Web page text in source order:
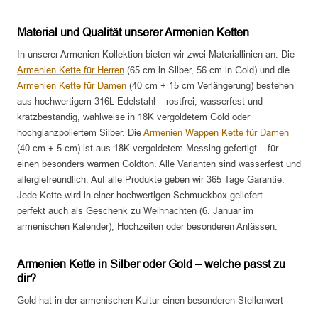
Material und Qualität unserer Armenien Ketten
In unserer Armenien Kollektion bieten wir zwei Materiallinien an. Die
Armenien Kette für Herren (65 cm in Silber, 56 cm in Gold) und die
Armenien Kette für Damen (40 cm + 15 cm Verlängerung) bestehen
aus hochwertigem 316L Edelstahl – rostfrei, wasserfest und
kratzbeständig, wahlweise in 18K vergoldetem Gold oder
hochglanzpoliertem Silber. Die Armenien Wappen Kette für Damen
(40 cm + 5 cm) ist aus 18K vergoldetem Messing gefertigt – für
einen besonders warmen Goldton. Alle Varianten sind wasserfest und
allergiefreundlich. Auf alle Produkte geben wir 365 Tage Garantie.
Jede Kette wird in einer hochwertigen Schmuckbox geliefert –
perfekt auch als Geschenk zu Weihnachten (6. Januar im
armenischen Kalender), Hochzeiten oder besonderen Anlässen.
Armenien Kette in Silber oder Gold – welche passt zu
dir?
Gold hat in der armenischen Kultur einen besonderen Stellenwert –